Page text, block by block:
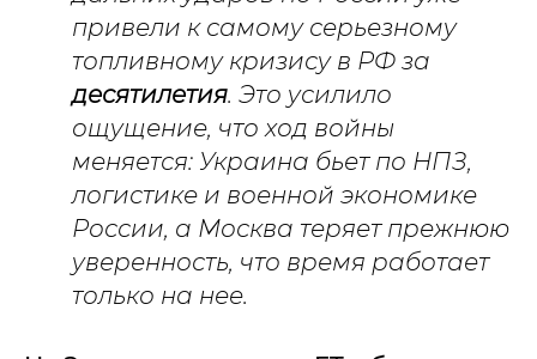
привели к самому серьезному
топливному кризису в РФ за
десятилетия. Это усилило
ощущение, что ход войны
меняется: Украина бьет по НПЗ,
логистике и военной экономике
России, а Москва теряет прежнюю
уверенность, что время работает
только на нее.